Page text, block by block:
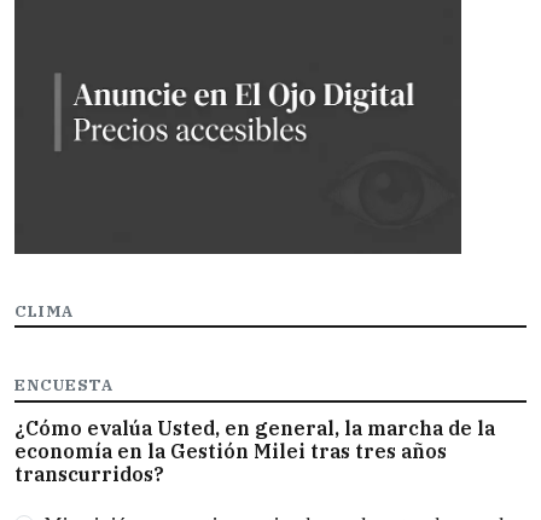
CLIMA
ENCUESTA
¿Cómo evalúa Usted, en general, la marcha de la
economía en la Gestión Milei tras tres años
transcurridos?